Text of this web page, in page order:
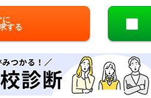
に
する